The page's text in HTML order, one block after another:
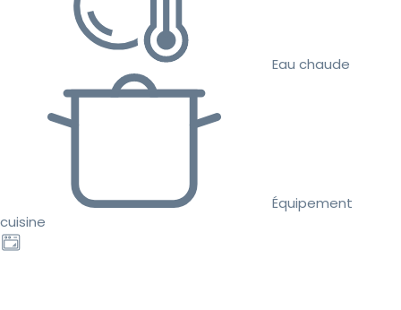
Eau chaude
Équipement
cuisine